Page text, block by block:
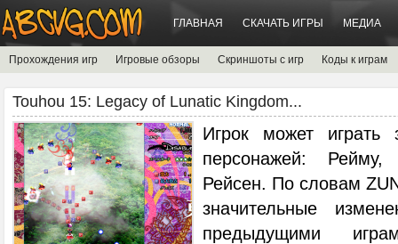
ГЛАВНАЯ СКАЧАТЬ ИГРЫ МЕДИА
Прохождения игр Игровые обзоры Скриншоты с игр Коды к играм
Touhou 15: Legacy of Lunatic Kingdom...
Игрок может играть
персонажей:
Рейсен. По словам
значительные
предыдущими